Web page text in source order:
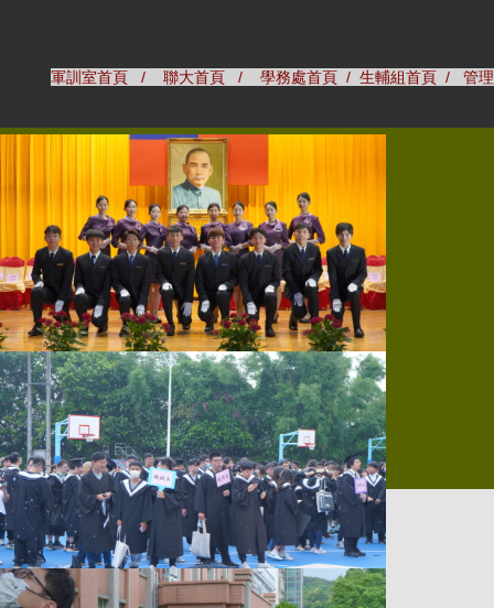
容
軍訓室首頁 / 聯大首頁 / 學務處首頁 / 生輔組首頁 / 管理